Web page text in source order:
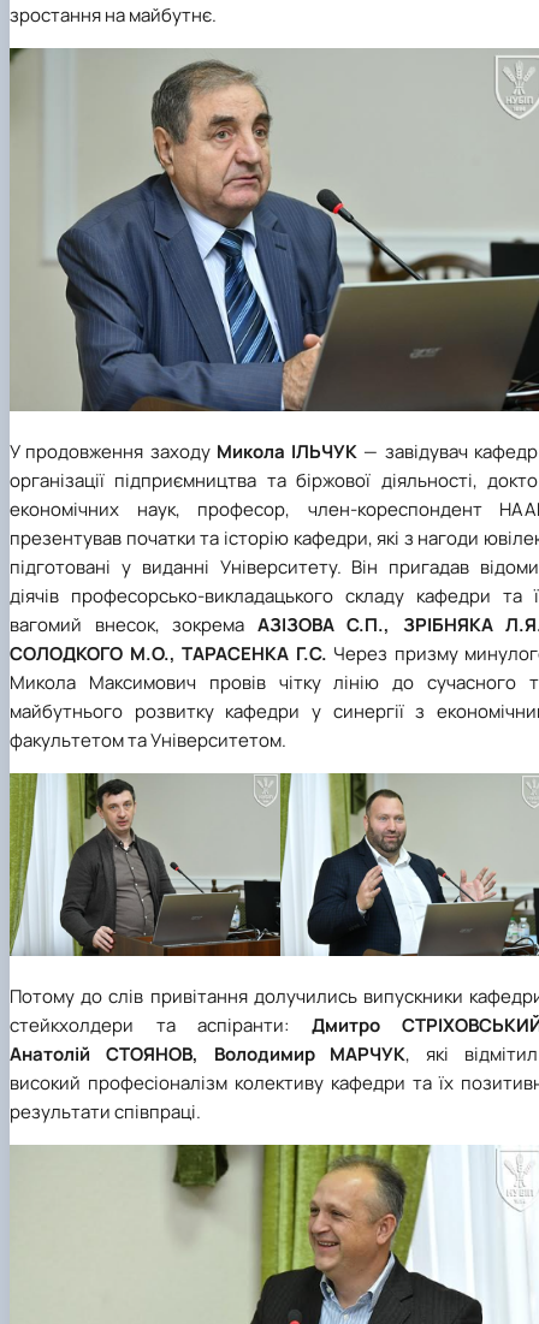
зростання на майбутнє.
У продовження заходу Микола ІЛЬЧУК — завідувач
організації підприємництва та біржової діяльності,
економічних наук, професор, член-кореспондент
презентував початки та історію кафедри, які з нагоди
підготовані у виданні Університету. Він пригадав
діячів професорсько-викладацького складу кафедри та
вагомий внесок, зокрема АЗІЗОВА С.П., ЗРІБНЯКА
СОЛОДКОГО М.О., ТАРАСЕНКА Г.С. Через призму
Микола Максимович провів чітку лінію до сучасного
майбутнього розвитку кафедри у синергії з
факультетом та Університетом.
Потому до слів привітання долучились випускники
стейкхолдери та аспіранти: Дмитро
Анатолій СТОЯНОВ, Володимир МАРЧУК, які
високий професіоналізм колективу кафедри та їх
результати співпраці.